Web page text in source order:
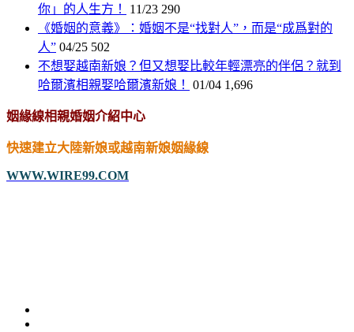
你」的人生方！
11/23 290
《婚姻的意義》：婚姻不是“找對人”，而是“成爲對的
人” 04/25 502
不想娶越南新娘？但又想娶比較年輕漂亮的伴侶？就到
哈爾濱相親娶哈爾濱新娘！
01/04 1,696
姻緣線相親婚姻介紹中心
快速建立大陸新娘或越南新娘姻緣線
WWW.WIRE99.COM